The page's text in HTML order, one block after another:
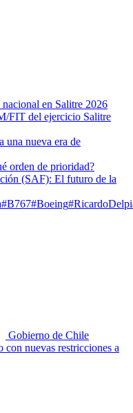
en Salitre 2026
FIT del ejercicio Salitre
una nueva era de
orden de prioridad?
(SAF): El futuro de la
#B767#Boeing
Gobierno de Chile
con nuevas restricciones a